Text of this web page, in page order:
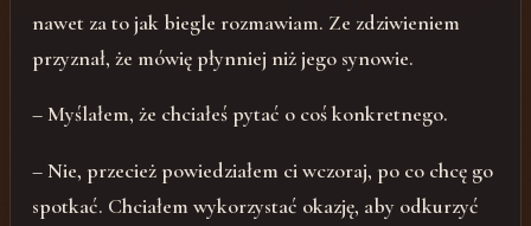
nawet za to jak biegle rozmawiam. Ze zdziwieniem
przyznał, że mówię płynniej niż jego synowie.
– Myślałem, że chciałeś pytać o coś konkretnego.
– Nie, przecież powiedziałem ci wczoraj, po co chcę go
spotkać. Chciałem wykorzystać okazję, aby odkurzyć